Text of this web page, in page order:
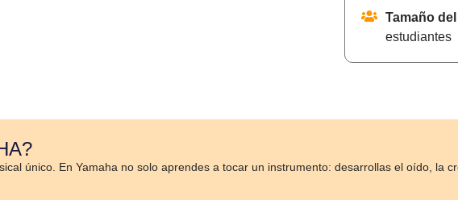
Tamaño
estudiantes
único. En Yamaha no solo aprendes a tocar un instrumento: desarrollas el oído, la